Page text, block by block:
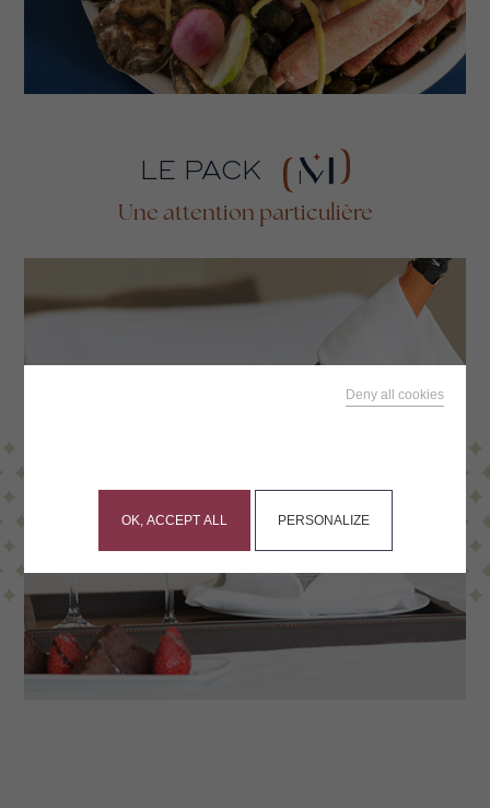
LE PACK
Une attention particulière
OK, ACCEPT ALL
Deny all cookies
PERSONALIZE